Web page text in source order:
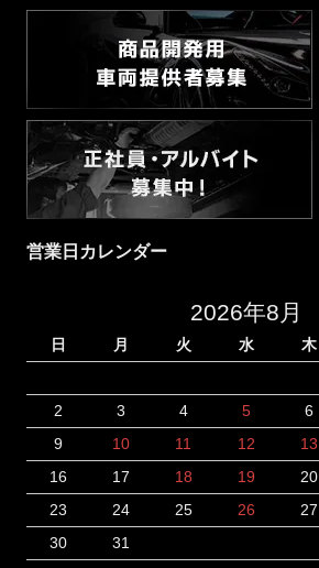
営業日カレンダー
2026年8月
日 月 火 水 木
2
3 4 5 6
9
10 11 12 13
16
17 18 19 20
23
24 25 26 27
30
31